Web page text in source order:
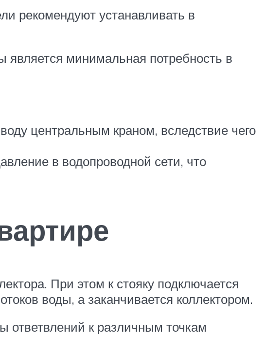
рекомендуют устанавливать в
минимальная потребность в
центральным краном, вследствие чего
в водопроводной сети, что
При этом к стояку подключается
воды, а заканчивается коллектором.
ответвлений к различным точкам